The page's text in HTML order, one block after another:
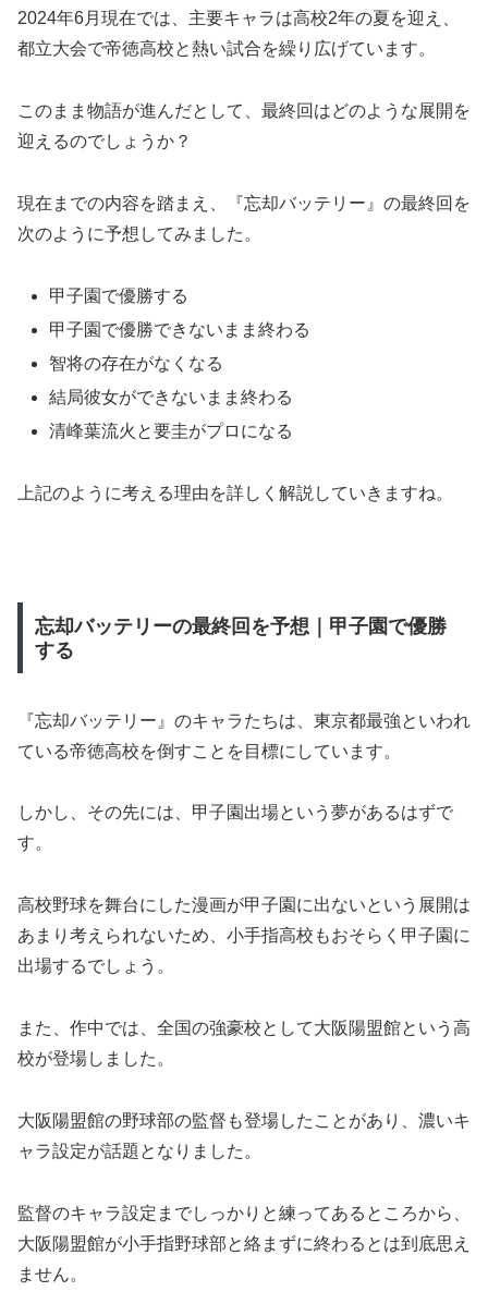
2024年6月現在では、主要キャラは高校2年の夏を迎え、
都立大会で帝徳高校と熱い試合を繰り広げています。
このまま物語が進んだとして、最終回はどのような展開を
迎えるのでしょうか？
現在までの内容を踏まえ、『忘却バッテリー』の最終回を
次のように予想してみました。
甲子園で優勝する
甲子園で優勝できないまま終わる
智将の存在がなくなる
結局彼女ができないまま終わる
清峰葉流火と要圭がプロになる
上記のように考える理由を詳しく解説していきますね。
忘却バッテリーの最終回を予想｜甲子園で優勝
する
『忘却バッテリー』のキャラたちは、東京都最強といわれ
ている帝徳高校を倒すことを目標にしています。
しかし、その先には、甲子園出場という夢があるはずで
す。
高校野球を舞台にした漫画が甲子園に出ないという展開は
あまり考えられないため、小手指高校もおそらく甲子園に
出場するでしょう。
また、作中では、全国の強豪校として大阪陽盟館という高
校が登場しました。
大阪陽盟館の野球部の監督も登場したことがあり、濃いキ
ャラ設定が話題となりました。
監督のキャラ設定までしっかりと練ってあるところから、
大阪陽盟館が小手指野球部と絡まずに終わるとは到底思え
ません。